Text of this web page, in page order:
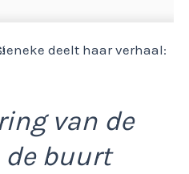
van de
buurt